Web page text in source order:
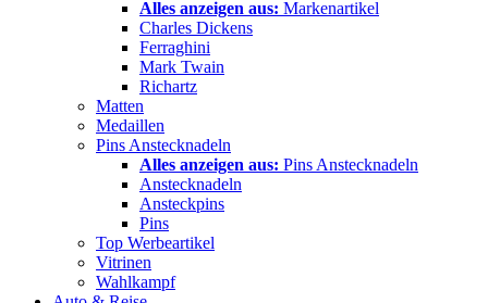
Alles anzeigen aus: Markenartikel
Charles Dickens
Ferraghini
Mark Twain
Richartz
Matten
Medaillen
Pins Anstecknadeln
Alles anzeigen aus: Pins Anstecknadeln
Anstecknadeln
Ansteckpins
Pins
Top Werbeartikel
Vitrinen
Wahlkampf